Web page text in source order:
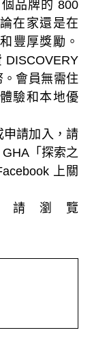
品牌的 800
在家還是在
豐厚獎勵。
DISCOVERY
會員無需住
驗和本地優
申請加入，請
「探索之
上關
瀏覽